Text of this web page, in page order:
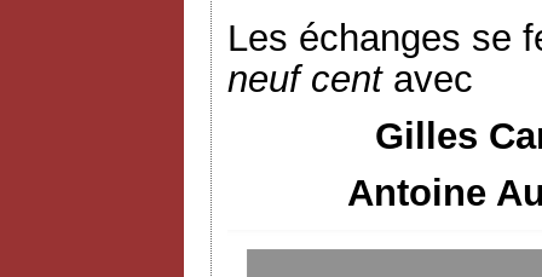
Les échanges se
neuf centavec
Gilles
Antoine